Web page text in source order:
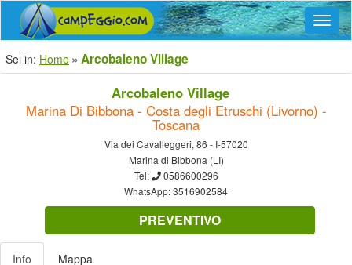
Sei in: Home Arcobaleno Village
Arcobaleno Village
Marina Di Bibbona - Costa degli Etruschi (Livorno) -
Toscana
Via dei Cavalleggeri, 86 - I-57020
Marina di Bibbona (LI)
Tel:
0586600296
WhatsApp:3516902584
PREVENTIVO
Info Mappa